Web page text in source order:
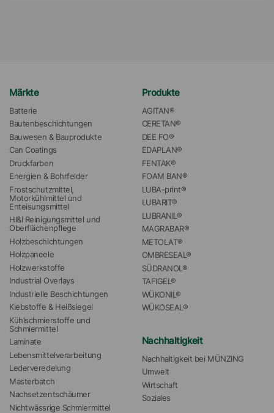
Märkte
Batterie
Bautenbeschichtungen
Bauwesen & Bauprodukte
Can Coatings
Druckfarben
Energien & Bohrfelder
Frostschutzmittel,
Motorkühlmittel und
Enteisungsmittel
HI&I Reinigungsmittel und
Oberflächenpflege
Holzbeschichtungen
Holzpaneele
Holzwerkstoffe
Industrial Overlays
Industrielle Beschichtungen
Klebstoffe & Heißsiegel
Kühlschmierstoffe und
Schmiermittel
Laminate
Lebensmittelverarbeitung
Lederveredelung
Masterbatch
Nachsetzentschäumer
Nichtwässrige Schmiermittel
Produkte
AGITAN®
CERETAN®
DEE FO®
EDAPLAN®
FENTAK®
FOAM BAN®
LUBA-print®
LUBARIT®
LUBRANIL®
MAGRABAR®
METOLAT®
OMBRESEAL®
SÜDRANOL®
TAFIGEL®
WÜKONIL®
WÜKOSEAL®
Nachhaltigkeit
Nachhaltigkeit bei MÜNZING
Umwelt
Wirtschaft
Soziales